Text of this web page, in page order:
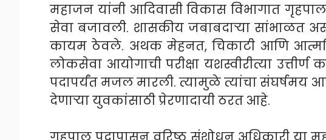
महाजन यांनी आदिवासी विकास विभागात
सेवा बजावली. शासकीय जबाबदाऱ्या सांभाळत
कायम ठेवले. अथक मेहनत, चिकाटी आणि
लोकसेवा आयोगाची परीक्षा यशस्वीरीत्या
पदापर्यंत मजल मारली. त्यामुळे त्यांचा संघर्षमय
देणाऱ्या युवकांसाठी प्रेरणादायी ठरत आहे.